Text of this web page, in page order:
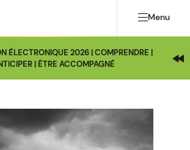
Menu
ÉLECTRONIQUE 2026 | COMPRENDRE |
| ÊTRE ACCOMPAGNÉ